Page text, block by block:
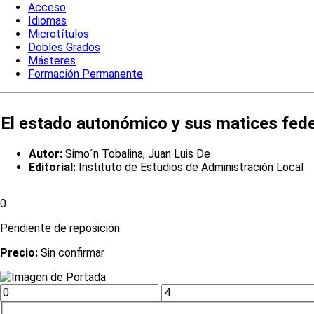
Acceso
Idiomas
Microtítulos
Dobles Grados
Másteres
Formación Permanente
El estado autonómico y sus matices
Autor: Simo´n Tobalina, Juan Luis De
Editorial: Instituto de Estudios de Administración Local
0
Pendiente de reposición
Precio: Sin confirmar